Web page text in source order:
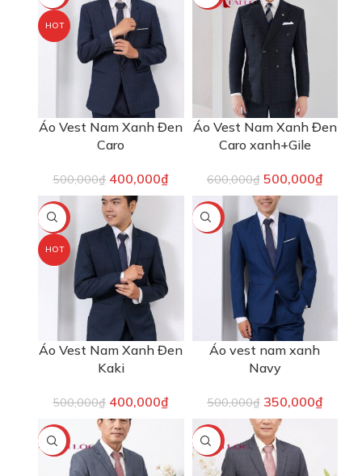
HOT
Áo Vest Nam Xanh Đen
Caro
500,000₫ 400,000₫
Áo Vest Nam Xanh Đen
Caro xanh+Gile
600,000₫ 500,000₫
-20%
HOT
Áo Vest Nam Xanh Đen
Kaki
500,000₫ 400,000₫
-30%
Áo vest nam xanh
Navy
500,000₫ 350,000₫
-20% -20%